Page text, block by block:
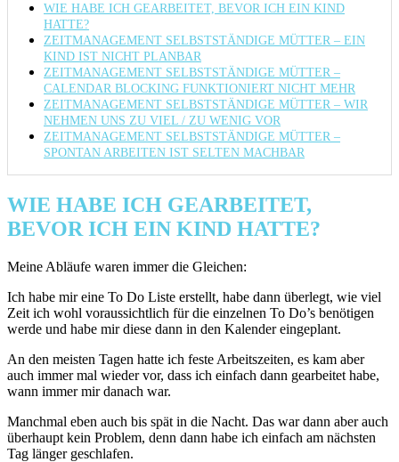
WIE HABE ICH GEARBEITET, BEVOR ICH EIN KIND
HATTE?
ZEITMANAGEMENT SELBSTSTÄNDIGE MÜTTER – EIN
KIND IST NICHT PLANBAR
ZEITMANAGEMENT SELBSTSTÄNDIGE MÜTTER –
CALENDAR BLOCKING FUNKTIONIERT NICHT MEHR
ZEITMANAGEMENT SELBSTSTÄNDIGE MÜTTER – WIR
NEHMEN UNS ZU VIEL / ZU WENIG VOR
ZEITMANAGEMENT SELBSTSTÄNDIGE MÜTTER –
SPONTAN ARBEITEN IST SELTEN MACHBAR
WIE HABE ICH GEARBEITET,
BEVOR ICH EIN KIND HATTE?
Meine Abläufe waren immer die Gleichen:
Ich habe mir eine To Do Liste erstellt, habe dann überlegt, wie viel
Zeit ich wohl voraussichtlich für die einzelnen To Do’s benötigen
werde und habe mir diese dann in den Kalender eingeplant.
An den meisten Tagen hatte ich feste Arbeitszeiten, es kam aber
auch immer mal wieder vor, dass ich einfach dann gearbeitet habe,
wann immer mir danach war.
Manchmal eben auch bis spät in die Nacht. Das war dann aber auch
überhaupt kein Problem, denn dann habe ich einfach am nächsten
Tag länger geschlafen.